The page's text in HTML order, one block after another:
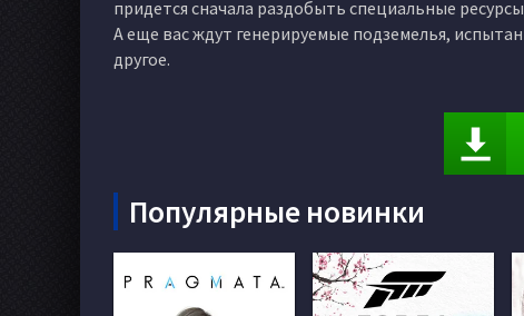
придется сначала раздобыть специальные
А еще вас ждут генерируемые подземелья,
другое.
Популярные новинки